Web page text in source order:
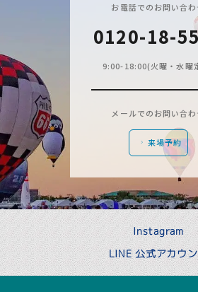
お電話でのお問い合わ
0120-18-
9:00-18:00(火曜・水曜
メールでのお問い合わ
来場予約
Instagram
LINE 公式アカウ